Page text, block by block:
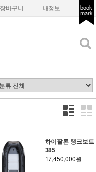
장바구니 내정보 book
mark
하이팔론 탱크보트
385
17,450,000원